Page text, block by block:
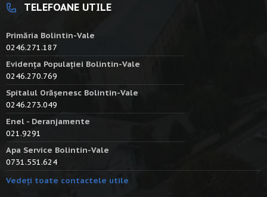
TELEFOANE UTILE
Primăria Bolintin-Vale
0246.271.187
Evidența Populației Bolintin-Vale
0246.270.769
Spitalul Orășenesc Bolintin-Vale
0246.273.049
Enel - Deranjamente
021.9291
Apa Service Bolintin-Vale
0731.551.624
Vedeți toate contactele utile